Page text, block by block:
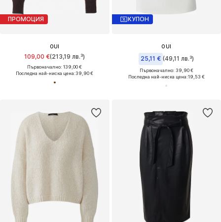
ПРОМОЦИЯ
OUI
109,00 €(213,19 лв.³)
Първоначално: 139,00 €
Последна най-ниска цена:39,90 €
КУПОН
OUI
25,11 € (49,11 лв.³)
Първоначално: 39,90 €
Последна най-ниска цена:19,53 €